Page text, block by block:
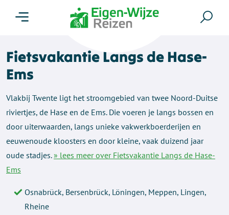
Fietsvakantie Langs de Hase-
Ems
Vlakbij Twente ligt het stroomgebied van twee Noord-Duitse
riviertjes, de Hase en de Ems. Die voeren je langs bossen en
door uiterwaarden, langs unieke vakwerkboerderijen en
eeuwenoude kloosters en door kleine, vaak duizend jaar
oude stadjes.» lees meer over Fietsvakantie Langs de Hase-
Ems
Osnabrück, Bersenbrück, Löningen, Meppen, Lingen,
Rheine